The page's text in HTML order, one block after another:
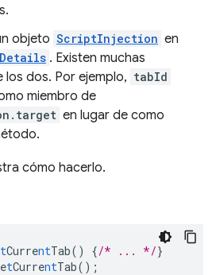
objeto ScriptInjection en
. Existen muchas
dos. Por ejemplo, tabId
miembro de
en lugar de como
cómo hacerlo.
tCurrentTab() {/* ... */}
tCurrentTab();